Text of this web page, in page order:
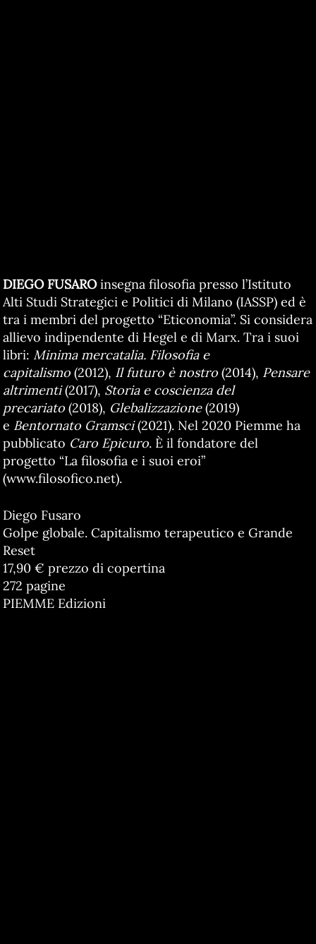
DIEGO FUSAROinsegna filosofia presso l’Istituto
Alti Studi Strategici e Politici di Milano (IASSP) ed è
tra i membri del progetto “Eticonomia”. Si considera
allievo indipendente di Hegel e di Marx. Tra i suoi
libri: Minima mercatalia. Filosofia e
capitalismo (2012), Il futuro è nostro (2014), Pensare
altrimenti(2017), Storia e coscienza del
precariato (2018), Glebalizzazione(2019)
e Bentornato Gramsci(2021). Nel 2020 Piemme ha
pubblicato Caro Epicuro. È il fondatore del
progetto “La filosofia e i suoi eroi”
(www.filosofico.net).
Diego Fusaro
Golpe globale. Capitalismo terapeutico e Grande
Reset
17,90 € prezzo di copertina
272 pagine
PIEMME Edizioni